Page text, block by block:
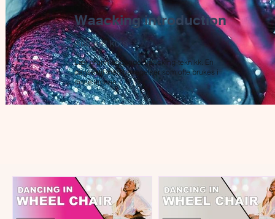
Waacking introduction
Anbefalt kurs
Lær grunnleggende waacking-teknikk. En
dansestil med bevegelser som ofte brukes i
disse timene